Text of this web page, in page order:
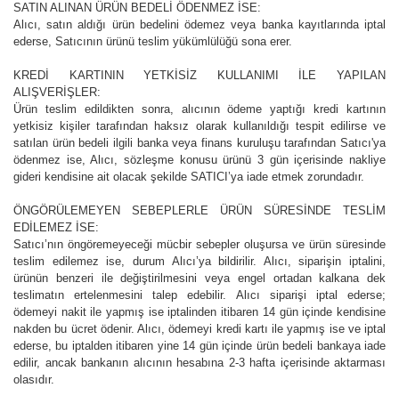
SATIN ALINAN ÜRÜN BEDELİ ÖDENMEZ İSE:
Alıcı, satın aldığı ürün bedelini ödemez veya banka kayıtlarında iptal
ederse, Satıcının ürünü teslim yükümlülüğü sona erer.
KREDİ KARTININ YETKİSİZ KULLANIMI İLE YAPILAN
ALIŞVERİŞLER:
Ürün teslim edildikten sonra, alıcının ödeme yaptığı kredi kartının
yetkisiz kişiler tarafından haksız olarak kullanıldığı tespit edilirse ve
satılan ürün bedeli ilgili banka veya finans kuruluşu tarafından Satıcı'ya
ödenmez ise, Alıcı, sözleşme konusu ürünü 3 gün içerisinde nakliye
gideri kendisine ait olacak şekilde SATICI’ya iade etmek zorundadır.
ÖNGÖRÜLEMEYEN SEBEPLERLE ÜRÜN SÜRESİNDE TESLİM
EDİLEMEZ İSE:
Satıcı’nın öngöremeyeceği mücbir sebepler oluşursa ve ürün süresinde
teslim edilemez ise, durum Alıcı’ya bildirilir. Alıcı, siparişin iptalini,
ürünün benzeri ile değiştirilmesini veya engel ortadan kalkana dek
teslimatın ertelenmesini talep edebilir. Alıcı siparişi iptal ederse;
ödemeyi nakit ile yapmış ise iptalinden itibaren 14 gün içinde kendisine
nakden bu ücret ödenir. Alıcı, ödemeyi kredi kartı ile yapmış ise ve iptal
ederse, bu iptalden itibaren yine 14 gün içinde ürün bedeli bankaya iade
edilir, ancak bankanın alıcının hesabına 2-3 hafta içerisinde aktarması
olasıdır.